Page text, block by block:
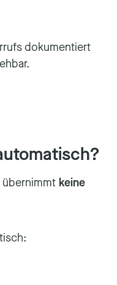
dokumentiert
keine